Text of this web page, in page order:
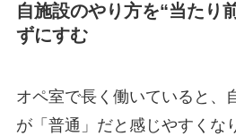
自施設のやり方を“当たり
ずにすむ
オペ室で長く働いていると、
が「普通」だと感じやすくな